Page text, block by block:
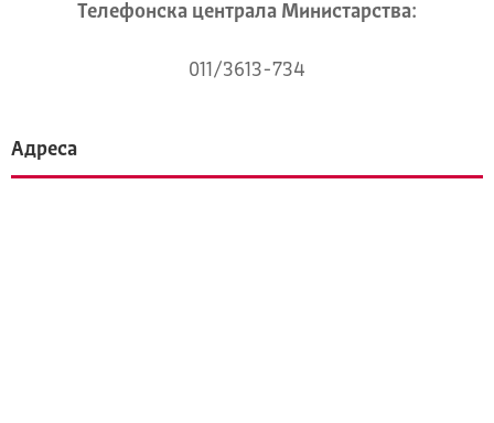
Телeфонска централа Mинистарства:
011/3613-734
Адреса